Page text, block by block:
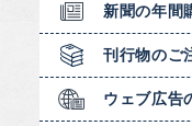
新聞の年間
刊行物のご
ウェブ広告